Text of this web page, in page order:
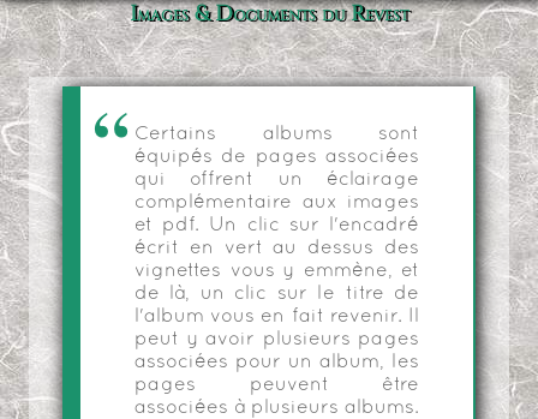
Images & Documents du Revest
Certains albums sont
équipés de pages associées
qui offrent un éclairage
complémentaire aux images
et pdf. Un clic sur l'encadré
écrit en vert au dessus des
vignettes vous y emmène, et
de là, un clic sur le titre de
l'album vous en fait revenir. Il
peut y avoir plusieurs pages
associées pour un album, les
pages peuvent être
associées à plusieurs albums.